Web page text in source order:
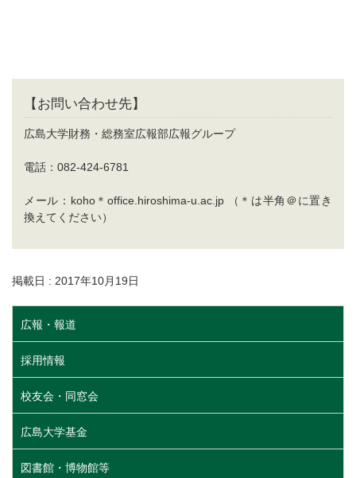
【お問い合わせ先】
広島大学財務・総務室広報部広報グループ
電話：082-424-6781
メール：koho＊office.hiroshima-u.ac.jp （＊は半角＠に置き
換えてください）
掲載日 : 2017年10月19日
広報・報道
採用情報
校友会・同窓会
広島大学基金
図書館・博物館等